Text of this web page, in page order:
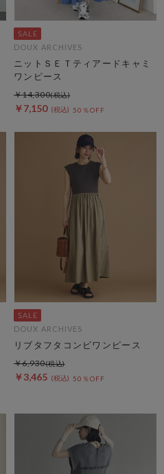
DOUX ARCHIVES
ニットＳＥＴティアードキャミ
ワンピース
￥7,150 50％OFF
￥14,300
DOUX ARCHIVES
リブタフタコンビワンピース
￥3,465 50％OFF
￥6,930